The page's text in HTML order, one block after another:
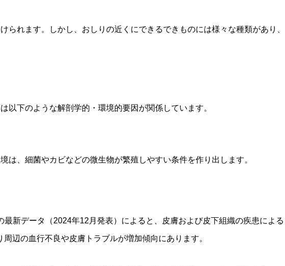
れます。しかし、おしりの近くにできるできものには様々な種類があり、
下のような解剖学的・環境的要因が関係しています。
は、細菌やカビなどの微生物が繁殖しやすい条件を作り出します。
新データ（2024年12月発表）によると、皮膚および皮下組織の疾患による
辺の血行不良や皮膚トラブルが増加傾向にあります。